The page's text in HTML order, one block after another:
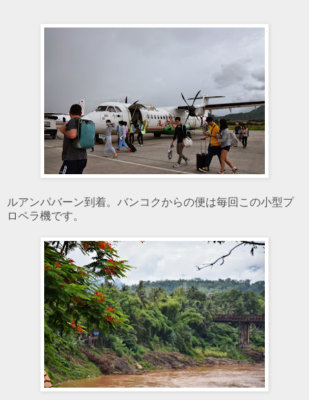
ルアンパバーン到着。バンコクからの便は毎回この小型プ
ロペラ機です。